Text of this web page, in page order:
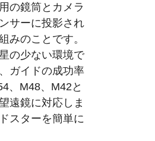
の鏡筒とカメラ
サーに投影され
みのことです。
の少ない環境で
ガイドの成功率
、M48、M42と
遠鏡に対応しま
スターを簡単に